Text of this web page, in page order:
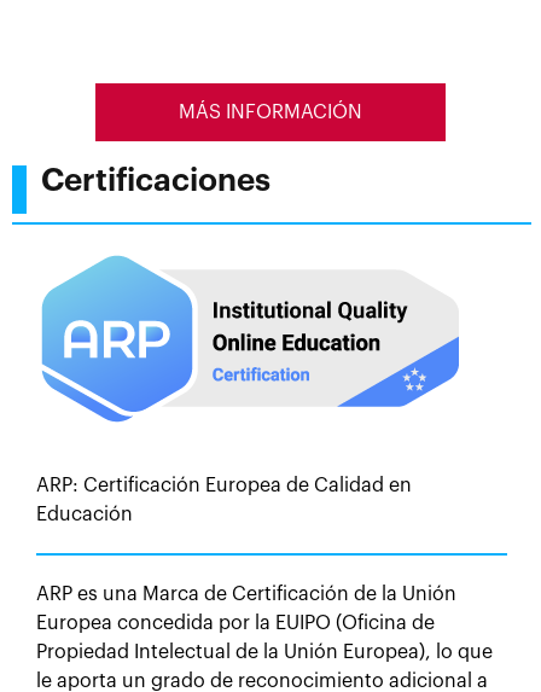
MÁS INFORMACIÓN
Certificaciones
ARP: Certificación Europea de Calidad en
Educación
ARP es una Marca de Certificación de la Unión
Europea concedida por la EUIPO (Oficina de
Propiedad Intelectual de la Unión Europea), lo que
le aporta un grado de reconocimiento adicional a